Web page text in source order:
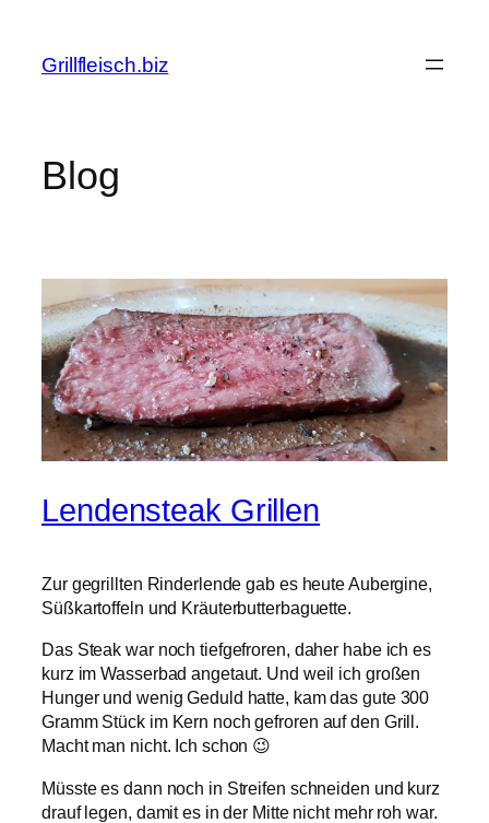
springen
Grillfleisch.biz
Blog
Lendensteak Grillen
Zur gegrillten Rinderlende gab es heute Aubergine,
Süßkartoffeln und Kräuterbutterbaguette.
Das Steak war noch tiefgefroren, daher habe ich es
kurz im Wasserbad angetaut. Und weil ich großen
Hunger und wenig Geduld hatte, kam das gute 300
Gramm Stück im Kern noch gefroren auf den Grill.
Macht man nicht. Ich schon 😉
Müsste es dann noch in Streifen schneiden und kurz
drauf legen, damit es in der Mitte nicht mehr roh war.